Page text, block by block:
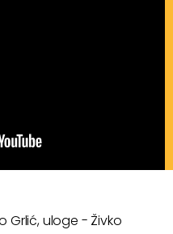
Grlić, uloge - Živko